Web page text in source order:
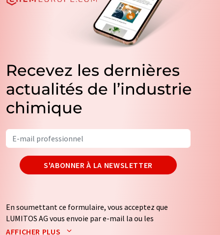
Recevez les dernières
actualités de l’industrie
chimique
S'ABONNER À LA NEWSLETTER
En soumettant ce formulaire, vous acceptez que
LUMITOS AG vous envoie par e-mail la ou les
newsletters sélectionnées ci-dessus. Vos données ne
AFFICHER PLUS